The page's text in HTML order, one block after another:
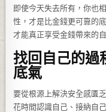
即使今天失去所有，你也
性，才是比金錢更可靠的
才能真正享受金錢帶來的
找回自己的過
底氣
要從根源上解決安全感匱
花時間認識自己、接納自